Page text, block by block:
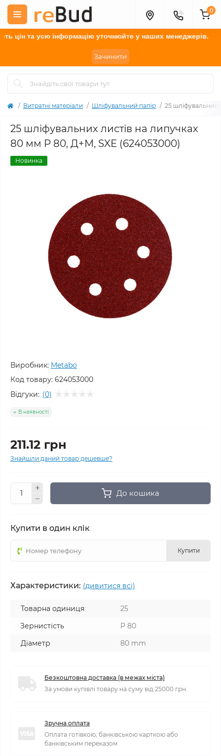
та усю інформацію уточнюйтеу наших менеджерів.
Зачинити
0
Витратні матеріали Шліфувальний папір 25 шліфувальних
25 шліфувальних листів на липучках
80 мм P 80, Д+М, SXE (624053000)
Новинка
Виробник: Metabo
Код товару: 624053000
Відгуки: (0)
В наявності
211.12 грн
Знайшли даний товар дешевше?
До кошика
Купити в один клік
Купити
Характеристики: (дивитися всі)
Товарна одиниця
25
Зернистість
P 80
Діаметр
80 mm
Безкоштовна доставка (в межах міста)
За умови купівлі товару на суму від 25000 грн.
Зручна оплата
Оплата готівкою, банківською карткою або
банківським переказом